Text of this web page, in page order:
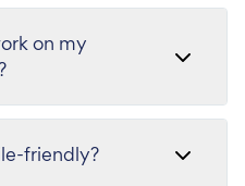
on my
friendly?